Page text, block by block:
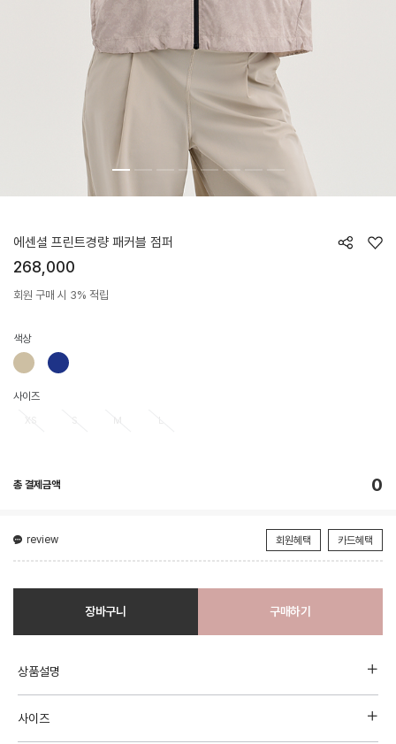
에센셜 프린트경량 패커블 점퍼
268,000
회원 구매 시 3% 적립
색상
사이즈
총 결제금액 0
review 회원혜택 카드혜택
장바구니 구매하기
상품설명
사이즈